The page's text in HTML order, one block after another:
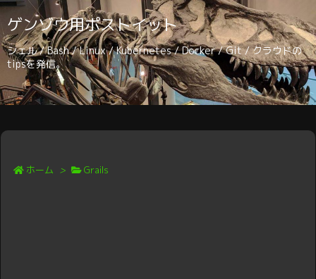
ゲンゾウ用ポストイット
シェル / Bash / Linux / Kubernetes / Docker / Git / クラウドの
tipsを発信。
ホーム > Grails